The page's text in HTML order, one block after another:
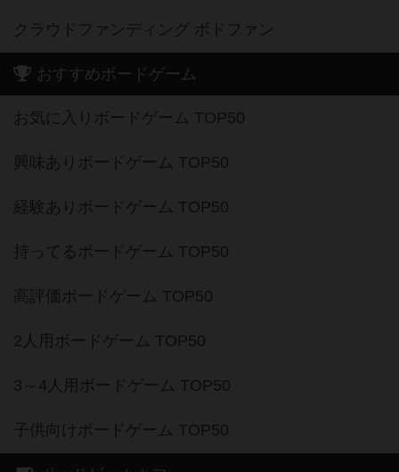
クラウドファンディング ボドファン
おすすめボードゲーム
お気に入りボードゲーム TOP50
興味ありボードゲーム TOP50
経験ありボードゲーム TOP50
持ってるボードゲーム TOP50
高評価ボードゲーム TOP50
2人用ボードゲーム TOP50
3～4人用ボードゲーム TOP50
子供向けボードゲーム TOP50